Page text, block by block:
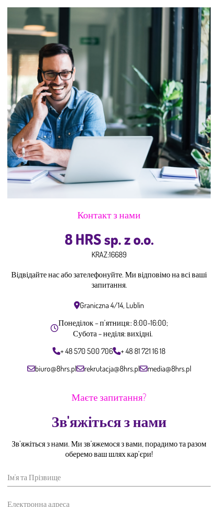
Контакт з нами
8 HRS sp. z o.o.
KRAZ:16689
Відвідайте нас або зателефонуйте. Ми відповімо на всі ваші
запитання.
Graniczna 4/14, Lublin
Понеділок – п’ятниця:: 8:00-16:00;
Субота – неділя: вихідні.
+ 48 570 500 706
+ 48 81 721 16 18
biuro@8hrs.pl
rekrutacja@8hrs.pl media@8hrs.pl
Маєте запитання?
Зв'яжіться з нами
Зв’яжіться з нами. Ми зв’яжемося з вами, порадимо та разом
оберемо ваш шлях кар’єри!